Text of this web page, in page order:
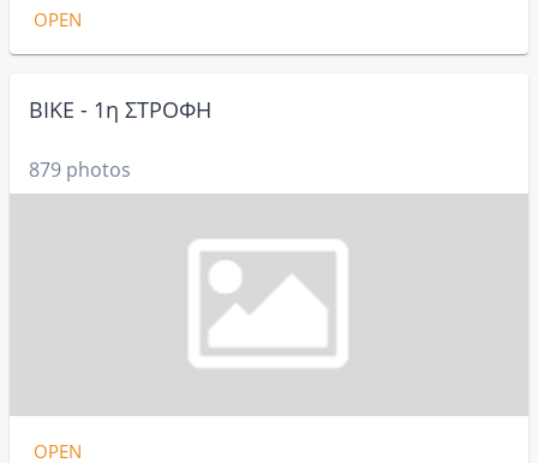
OPEN
BIKE - 1η ΣΤΡΟΦΗ
879 photos
OPEN